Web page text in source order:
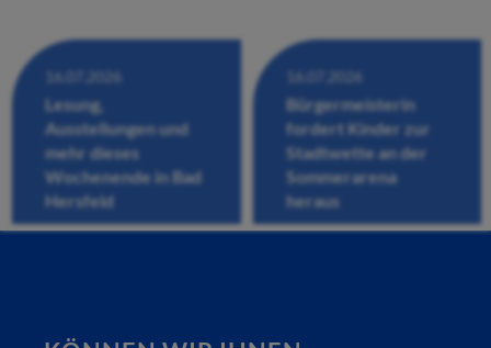
16.07.2026
Lesung,
Ausstellungen und
mehr dieses
Wochenende in Bad
Hersfeld
16.07.2026
Bürgermeisterin
fordert Kinder zur
Stadtwette an der
Sommerarena
heraus